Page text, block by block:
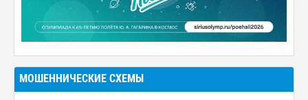
МОШЕННИЧЕСКИЕ СХЕМЫ